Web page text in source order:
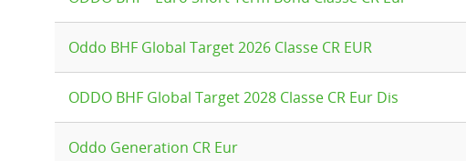
Oddo BHF Global Target 2026 Classe CR EUR
ODDO BHF Global Target 2028 Classe CR Eur Dis
Oddo Generation CR Eur